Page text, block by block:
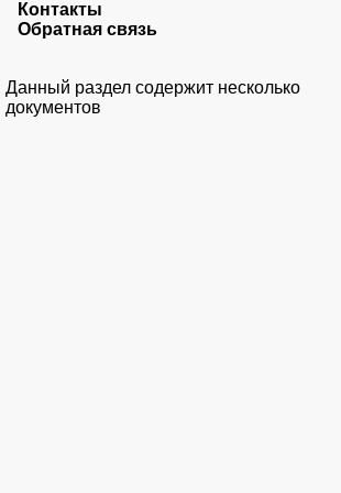
Контакты
Обратная связь
Данный раздел содержит несколько
документов